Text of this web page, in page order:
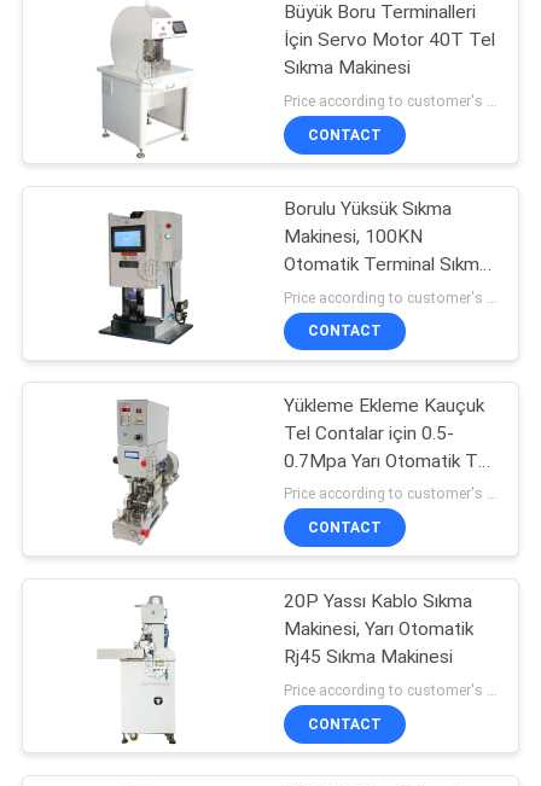
Otomatik Boru
Kesme Makinası
12
Shrink Tüp Isıtıcı
15
Otomatik Tel Kesme
Makinesi
Büyük Boru Terminalleri
İçin Servo Motor 40T Tel
Sıkma Makinesi
CONTACT
Borulu Yüksük Sıkma
Makinesi, 100KN
Otomatik Terminal Sıkma
Makinesi
CONTACT
Yükleme Ekleme Kauçuk
Tel Contalar için 0.5-
0.7Mpa Yarı Otomatik Tel
Sıkma Makinesi
Price according to customer's requirement MOQ:1 parça
CONTACT
20P Yassı Kablo Sıkma
Makinesi, Yarı Otomatik
Rj45 Sıkma Makinesi
Price according to customer's requirement MOQ:1 parça
CONTACT